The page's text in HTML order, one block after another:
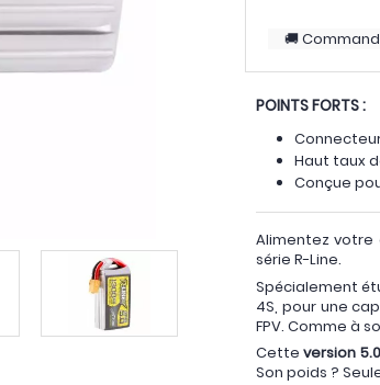
POINTS FORTS :
Haut taux
Conçue
Alimentez votre
série R-Line.
Spécialement
4S, pour une
FPV. Comme à
Cetteversion 5.0
Son poids ?